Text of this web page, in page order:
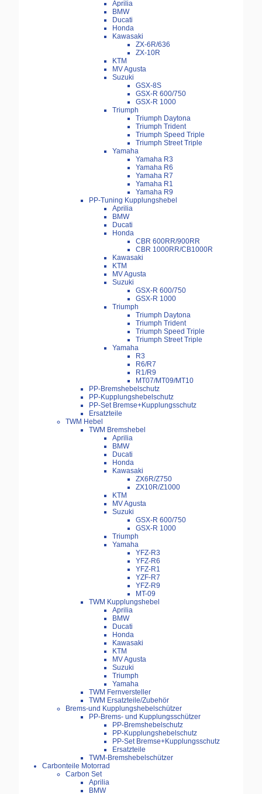
Aprilia
BMW
Ducati
Honda
Kawasaki
ZX-6R/636
ZX-10R
KTM
MV Agusta
Suzuki
GSX-8S
GSX-R 600/750
GSX-R 1000
Triumph
Triumph Daytona
Triumph Trident
Triumph Speed Triple
Triumph Street Triple
Yamaha
Yamaha R3
Yamaha R6
Yamaha R7
Yamaha R1
Yamaha R9
PP-Tuning Kupplungshebel
Aprilia
BMW
Ducati
Honda
CBR 600RR/900RR
CBR 1000RR/CB1000R
Kawasaki
KTM
MV Agusta
Suzuki
GSX-R 600/750
GSX-R 1000
Triumph
Triumph Daytona
Triumph Trident
Triumph Speed Triple
Triumph Street Triple
Yamaha
R3
R6/R7
R1/R9
MT07/MT09/MT10
PP-Bremshebelschutz
PP-Kupplungshebelschutz
PP-Set Bremse+Kupplungsschutz
Ersatzteile
TWM Hebel
TWM Bremshebel
Aprilia
BMW
Ducati
Honda
Kawasaki
ZX6R/Z750
ZX10R/Z1000
KTM
MV Agusta
Suzuki
GSX-R 600/750
GSX-R 1000
Triumph
Yamaha
YFZ-R3
YFZ-R6
YFZ-R1
YZF-R7
YFZ-R9
MT-09
TWM Kupplungshebel
Aprilia
BMW
Ducati
Honda
Kawasaki
KTM
MV Agusta
Suzuki
Triumph
Yamaha
TWM Fernversteller
TWM Ersatzteile/Zubehör
Brems-und Kupplungshebelschützer
PP-Brems- und Kupplungsschützer
PP-Bremshebelschutz
PP-Kupplungshebelschutz
PP-Set Bremse+Kupplungsschutz
Ersatzteile
TWM-Bremshebelschützer
Carbonteile Motorrad
Carbon Set
Aprilia
BMW